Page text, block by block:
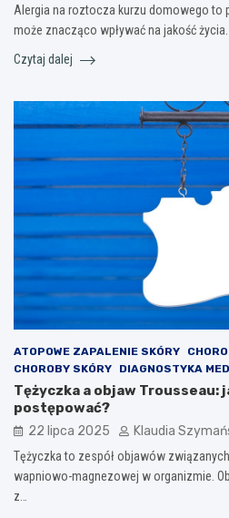
Alergia na roztocza kurzu domowego to
może znacząco wpływać na jakość życia.
Czytaj dalej
ATOPOWE ZAPALENIE SKÓRY
CHOROBY SKÓRY
DIAGNOSTYKA
Tężyczka a objaw Trousseau:
postępować?
22 lipca 2025 Klaudia
Tężyczka to zespół objawów
wapniowo-magnezowej w organizmie.
z…